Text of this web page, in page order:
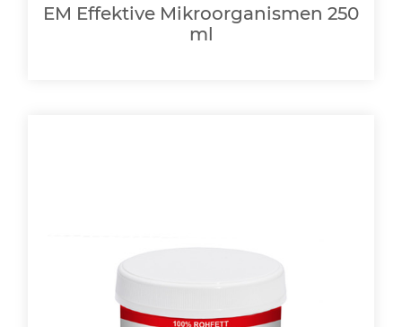
EM Effektive Mikroorganismen 250
ml